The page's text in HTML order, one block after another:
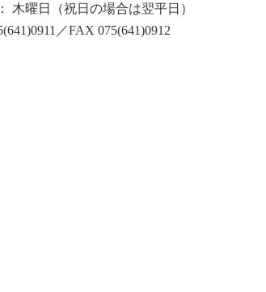
木曜日（祝日の場合は翌平日）
／FAX 075(641)0912